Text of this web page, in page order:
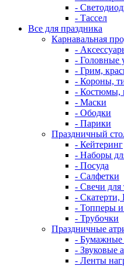
-
- Тассел
Все для праздника
Карнавальная
-
- Головные
- Грим,
- Короны,
- Костюмы,
- Маски
- Ободки
- Парики
Праздничный
- Кейтеринг
- Наборы
- Посуда
- Салфетки
- Свечи для
- Скатерти,
- Топперы
- Трубочки
Праздничные
- Бумажные
- Звуковые
- Ленты